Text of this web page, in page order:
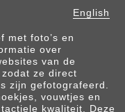
English
met foto’s en
over
van de
ze direct
zijn gefotografeerd.
vouwtjes en
kwaliteit. Deze